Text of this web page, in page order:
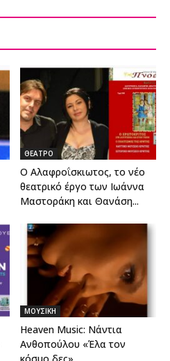
ΘΕΑΤΡΟ
Ο Αλαφροΐσκιωτος, το νέο
θεατρικό έργο των Ιωάννα
Μαστοράκη και Θανάση...
ΜΟΥΣΙΚΗ
Heaven Music: Νάντια
Ανθοπούλου «Έλα τον